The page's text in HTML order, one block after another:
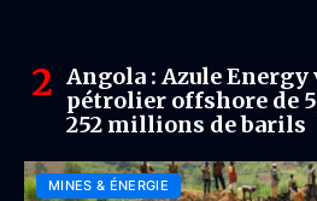
Angola : Azule
pétrolier offshore de
252 millions de barils
MINES & ÉNERGIE